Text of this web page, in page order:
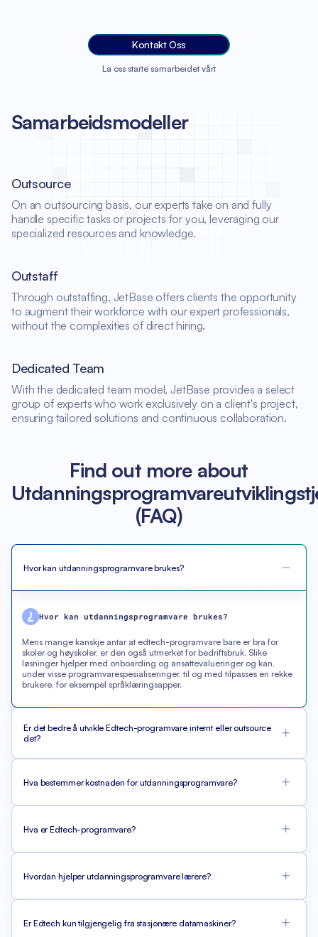
Kontakt Oss
La oss starte samarbeidet vårt
Samarbeidsmodeller
Outsource
On an outsourcing basis, our experts take on and fully
handle specific tasks or projects for you, leveraging our
specialized resources and knowledge.
Outstaff
Through outstaffing, JetBase offers clients the opportunity
to augment their workforce with our expert professionals,
without the complexities of direct hiring.
Dedicated Team
With the dedicated team model, JetBase provides a select
group of experts who work exclusively on a client's project,
ensuring tailored solutions and continuous collaboration.
Find out more about
(FAQ)
Hvor kan utdanningsprogramvare brukes?
Hvor kan utdanningsprogramvare brukes?
Mens mange kanskje antar at edtech-programvare bare er bra for
skoler og høyskoler, er den også utmerket for bedriftsbruk. Slike
løsninger hjelper med onboarding og ansattevalueringer og kan,
under visse programvarespesialiseringer, til og med tilpasses en rekke
brukere, for eksempel språklæringsapper.
Er det bedre å utvikle Edtech-programvare internt eller outsource
det?
Hva bestemmer kostnaden for utdanningsprogramvare?
Hva er Edtech-programvare?
Hvordan hjelper utdanningsprogramvare lærere?
Er Edtech kun tilgjengelig fra stasjonære datamaskiner?